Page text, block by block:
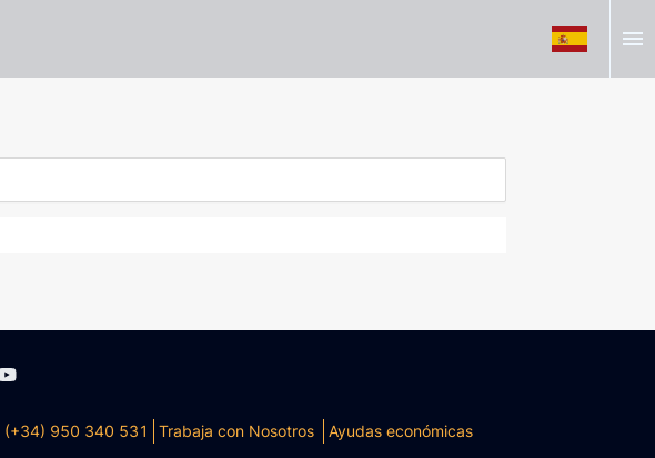
menu
(+34) 950 340 531 Trabaja con Nosotros Ayudas económicas